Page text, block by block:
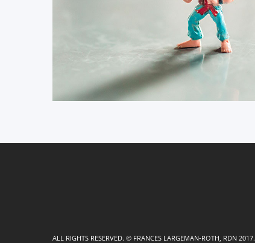
ALL RIGHTS RESERVED. © FRANCES LARGEMAN-ROTH, RDN 2017.